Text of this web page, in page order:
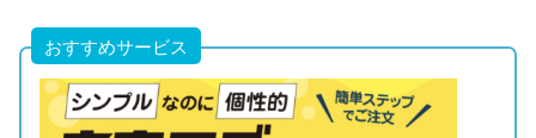
おすすめサービス